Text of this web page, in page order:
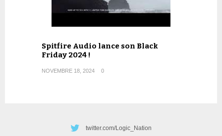
Spitfire Audio lance son Black
Friday 2024 !
NOVEMBRE 18, 2024 0
twitter.com/Logic_Nation